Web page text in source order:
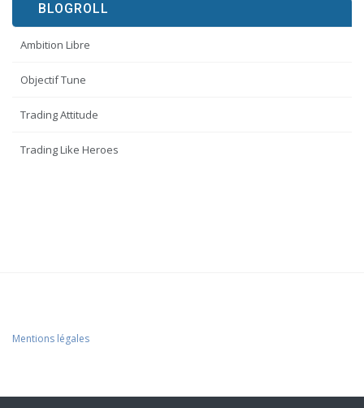
BLOGROLL
Ambition Libre
Objectif Tune
Trading Attitude
Trading Like Heroes
Mentions légales